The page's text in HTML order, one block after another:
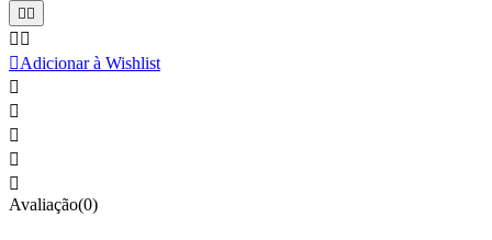
 
 
Adicionar à Wishlist





Avaliação(0)